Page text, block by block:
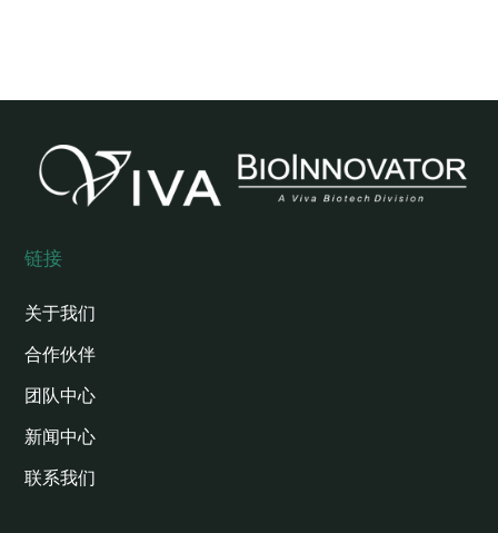
链接
关于我们
合作伙伴
团队中心
新闻中心
联系我们